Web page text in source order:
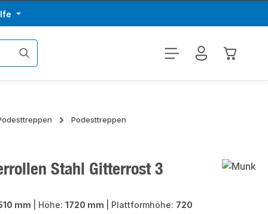
Podesttreppen
Stahl Gitterrost 3
mm Höhe: 1720 mm Plattformhöhe: 720